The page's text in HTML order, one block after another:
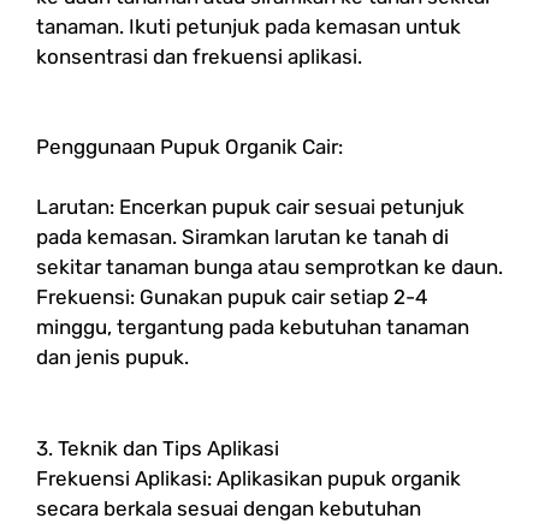
tanaman. Ikuti petunjuk pada kemasan untuk
konsentrasi dan frekuensi aplikasi.
Penggunaan Pupuk Organik Cair:
Larutan: Encerkan pupuk cair sesuai petunjuk
pada kemasan. Siramkan larutan ke tanah di
sekitar tanaman bunga atau semprotkan ke daun.
Frekuensi: Gunakan pupuk cair setiap 2-4
minggu, tergantung pada kebutuhan tanaman
dan jenis pupuk.
3. Teknik dan Tips Aplikasi
Frekuensi Aplikasi: Aplikasikan pupuk organik
secara berkala sesuai dengan kebutuhan